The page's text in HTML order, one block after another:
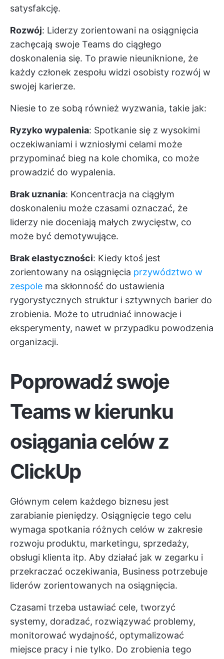
satysfakcję.
Rozwój: Liderzy zorientowani na osiągnięcia
zachęcają swoje Teams do ciągłego
doskonalenia się. To prawie nieuniknione, że
każdy członek zespołu widzi osobisty rozwój w
swojej karierze.
Niesie to ze sobą również wyzwania, takie jak:
Ryzyko wypalenia: Spotkanie się z wysokimi
oczekiwaniami i wzniosłymi celami może
przypominać bieg na kole chomika, co może
prowadzić do wypalenia.
Brak uznania: Koncentracja na ciągłym
doskonaleniu może czasami oznaczać, że
liderzy nie doceniają małych zwycięstw, co
może być demotywujące.
Brak elastyczności: Kiedy ktoś jest
zorientowany na osiągnięcia przywództwo w
zespole ma skłonność do ustawienia
rygorystycznych struktur i sztywnych barier do
zrobienia. Może to utrudniać innowacje i
eksperymenty, nawet w przypadku powodzenia
organizacji.
Poprowadź swoje
Teams w kierunku
osiągania celów z
ClickUp
Głównym celem każdego biznesu jest
zarabianie pieniędzy. Osiągnięcie tego celu
wymaga spotkania różnych celów w zakresie
rozwoju produktu, marketingu, sprzedaży,
obsługi klienta itp. Aby działać jak w zegarku i
przekraczać oczekiwania, Business potrzebuje
liderów zorientowanych na osiągnięcia.
Czasami trzeba ustawiać cele, tworzyć
systemy, doradzać, rozwiązywać problemy,
monitorować wydajność, optymalizować
miejsce pracy i nie tylko. Do zrobienia tego